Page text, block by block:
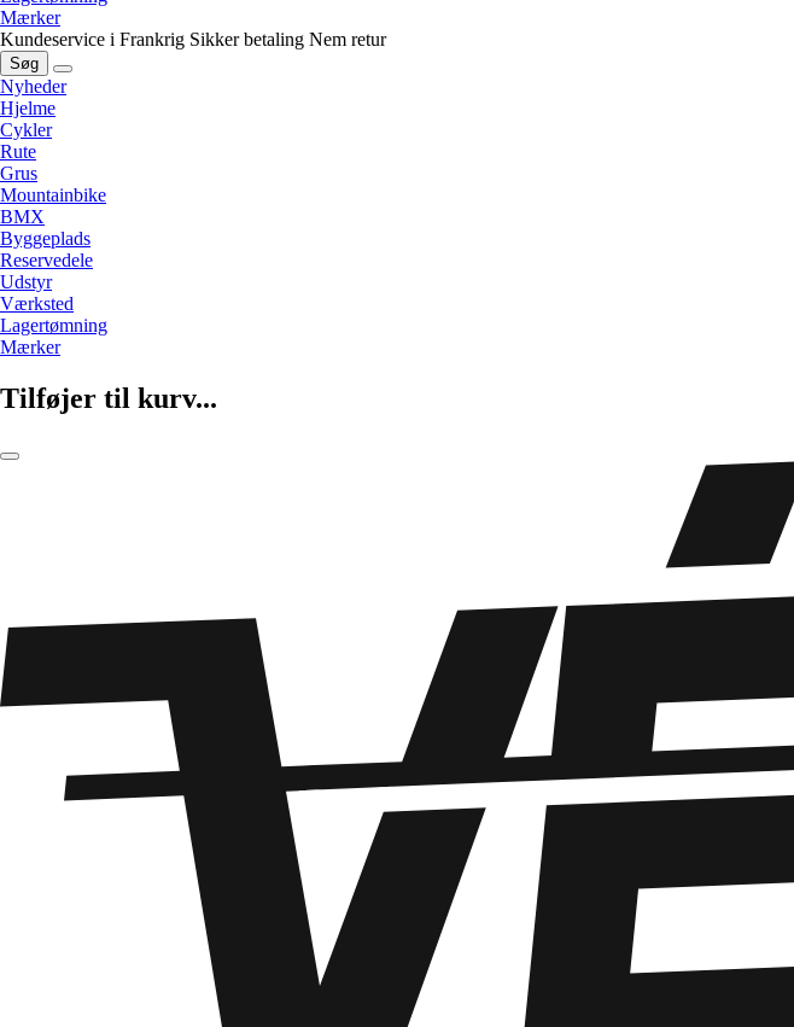
Mærker
Kundeservice i Frankrig Sikker betaling Nem retur
Søg
Nyheder
Hjelme
Cykler
Rute
Grus
Mountainbike
BMX
Byggeplads
Reservedele
Udstyr
Værksted
Lagertømning
Mærker
Tilføjer til kurv...